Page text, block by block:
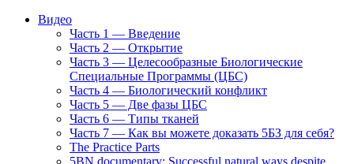
Видео
Часть 1 — Введение
Часть 2 — Открытие
Часть 3 — Целесообразные Биологические
Специальные Программы (ЦБС)
Часть 4 — Биологический конфликт
Часть 5 — Две фазы ЦБС
Часть 6 — Типы тканей
Часть 7 — Как вы можете доказать 5БЗ для себя?
The Practice Parts
5BN documentary: Successful natural ways despite